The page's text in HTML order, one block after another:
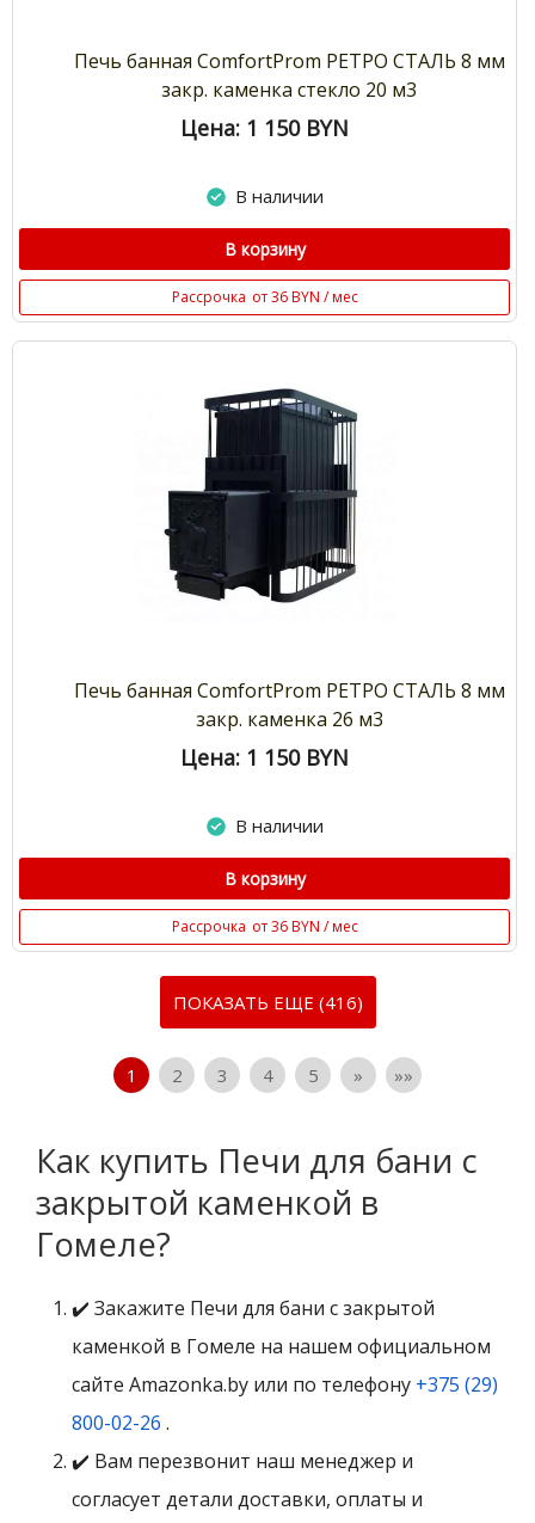
Печь банная ComfortProm РЕТРО СТАЛЬ 8 мм
закр. каменка стекло 20 м3
Цена: 1 150 BYN
В наличии
В корзину
Рассрочка от 36 BYN / мес
Печь банная ComfortProm РЕТРО СТАЛЬ 8 мм
закр. каменка 26 м3
Цена: 1 150 BYN
В наличии
В корзину
Рассрочка от 36 BYN / мес
ПОКАЗАТЬ ЕЩЕ (416)
1 2 3 4 5 » »»
Как купить Печи для бани с
закрытой каменкой в
Гомеле?
✔️ Закажите Печи для бани с закрытой
каменкой в Гомеле на нашем официальном
сайте Amazonka.by или по телефону +375 (29)
800-02-26 .
✔️ Вам перезвонит наш менеджер и
согласует детали доставки, оплаты и